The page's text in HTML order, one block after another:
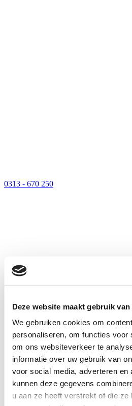
Deze website maakt gebruik
We gebruiken cookies om
personaliseren, om functies voor
om ons websiteverkeer te
informatie over uw gebruik van
voor social media, adverteren en
kunnen deze gegevens
u aan ze heeft verstrekt of die
0313 - 670 250